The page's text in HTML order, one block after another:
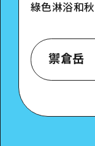
綠色淋浴和
禦倉岳